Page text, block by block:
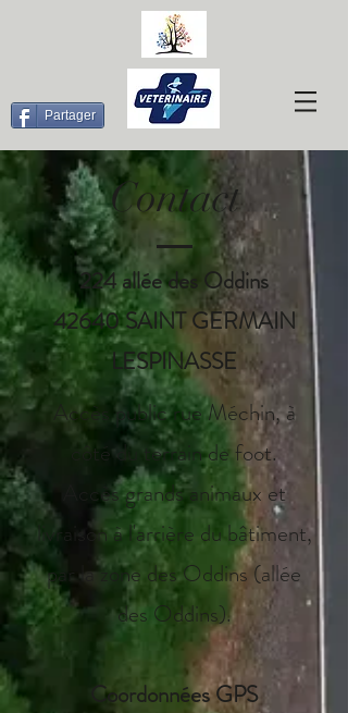
Partager
Contact
224 allée des Oddins
42640 SAINT GERMAIN
LESPINASSE
Accès public rue Méchin, à
côté du terrain de foot.
Accès grands animaux et
livraison à l'arrière du bâtiment,
par la zone des Oddins (allée
des Oddins).
Coordonnées GPS